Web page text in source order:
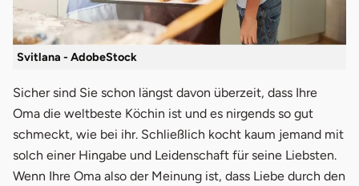
Svitlana - AdobeStock
Sicher sind Sie schon längst davon überzeit, dass Ihre
Oma die weltbeste Köchin ist und es nirgends so gut
schmeckt, wie bei ihr. Schließlich kocht kaum jemand mit
solch einer Hingabe und Leidenschaft für seine Liebsten.
Wenn Ihre Oma also der Meinung ist, dass Liebe durch den